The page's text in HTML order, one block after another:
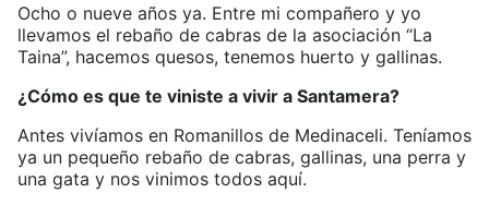
Ocho o nueve años ya. Entre mi compañero y yo
llevamos el rebaño de cabras de la asociación “La
Taina”, hacemos quesos, tenemos huerto y gallinas.
¿Cómo es que te viniste a vivir a Santamera?
Antes vivíamos en Romanillos de Medinaceli. Teníamos
ya un pequeño rebaño de cabras, gallinas, una perra y
una gata y nos vinimos todos aquí.